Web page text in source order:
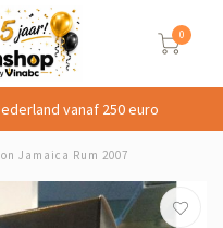
0
vanaf 250 euro
Jamaica Rum 2007